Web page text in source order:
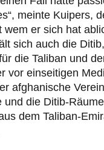
meinte Kuipers,
wem er sich hat
sich auch die
die Taliban und
vor einseitigen
afghanische
die Ditib-Räume
dem Taliban-